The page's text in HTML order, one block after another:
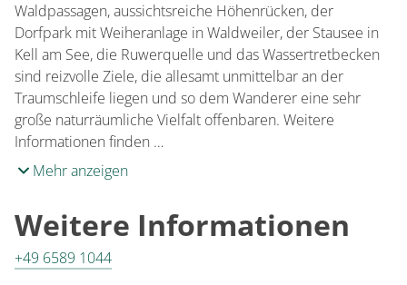
Waldpassagen, aussichtsreiche Höhenrücken, der
Dorfpark mit Weiheranlage in Waldweiler, der Stausee in
Kell am See, die Ruwerquelle und das Wassertretbecken
sind reizvolle Ziele, die allesamt unmittelbar an der
Traumschleife liegen und so dem Wanderer eine sehr
große naturräumliche Vielfalt offenbaren. Weitere
Informationen finden …
Mehr anzeigen
Weitere Informationen
+49 6589 1044